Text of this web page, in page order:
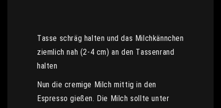
Tasse schräg halten und das Milchkännchen
ziemlich nah (2-4 cm) an den Tassenrand
halten
Nun die cremige Milch mittig in den
Espresso gießen. Die Milch sollte unter